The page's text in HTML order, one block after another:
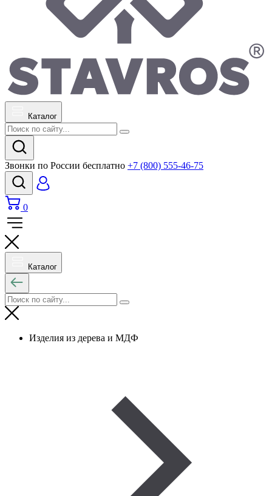
Каталог
Звонки по России бесплатно +7 (800) 555-46-75
0
Каталог
Изделия из дерева и МДФ